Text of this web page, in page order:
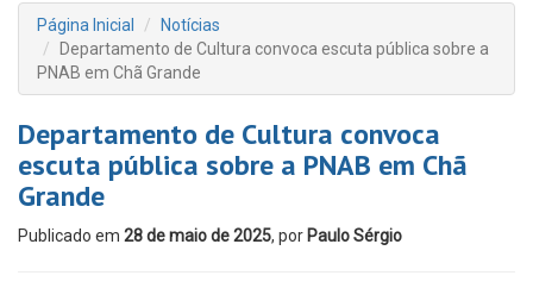
Página Inicial
Notícias
Departamento de Cultura convoca escuta pública sobre a
PNAB em Chã Grande
Departamento de Cultura convoca
escuta pública sobre a PNAB em Chã
Grande
Publicado em 28 de maio de 2025, por Paulo Sérgio